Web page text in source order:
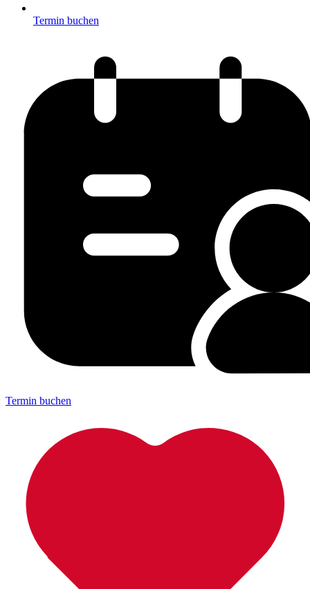
Termin buchen
Termin buchen